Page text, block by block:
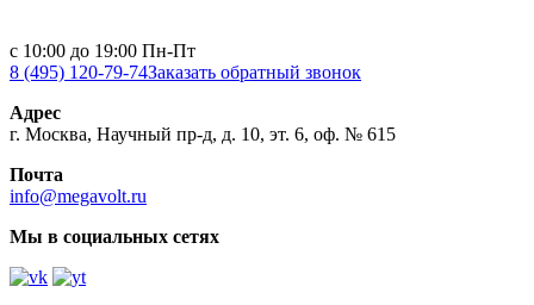
с 10:00 до 19:00 Пн-Пт
8 (495) 120-79-74Заказать обратный звонок
Адрес
г. Москва, Научный пр-д, д. 10, эт. 6, оф. № 615
Почта
info@megavolt.ru
Мы в социальных сетях